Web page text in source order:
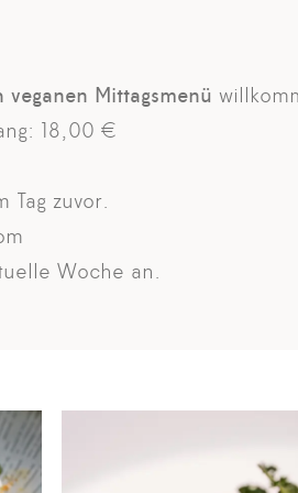
veganen Mittagsmenü
18,00 €
Tag zuvor.
Woche an.